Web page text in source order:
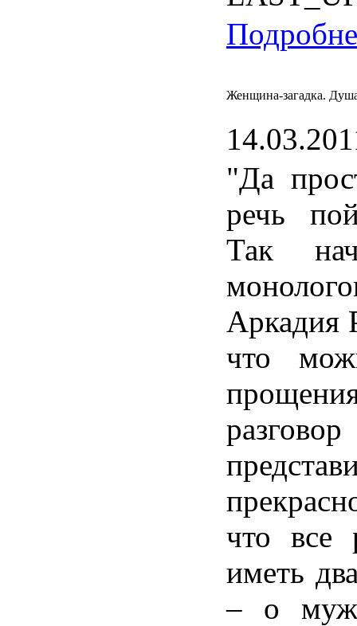
Женщина-загадка.
"Да
речь
Так
Аркадия
что
разговор
что все
иметь
– о